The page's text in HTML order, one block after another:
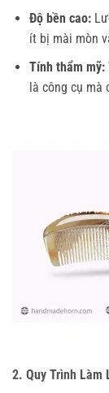
Độ bền cao:
ít bị mài mòn
Tính thẩm mỹ:
là công cụ mà
2. Quy Trình Làm